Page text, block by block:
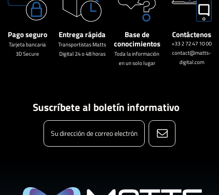
Pago seguro
Tarjeta bancaria
3D Secure
Entrega rápida
Transportistas Matts
Digital 24 o 48 horas
Base de
conocimientos
Toda la información
en un solo lugar
Contáctenos
+33 2 72 47 10 00
contact@matts-
digital.com
Suscríbete al boletín informativo